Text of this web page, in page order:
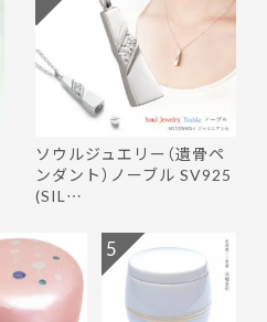
ソウルジュエリー（遺骨ペ
ンダント）ノーブル SV925
(SIL…
5